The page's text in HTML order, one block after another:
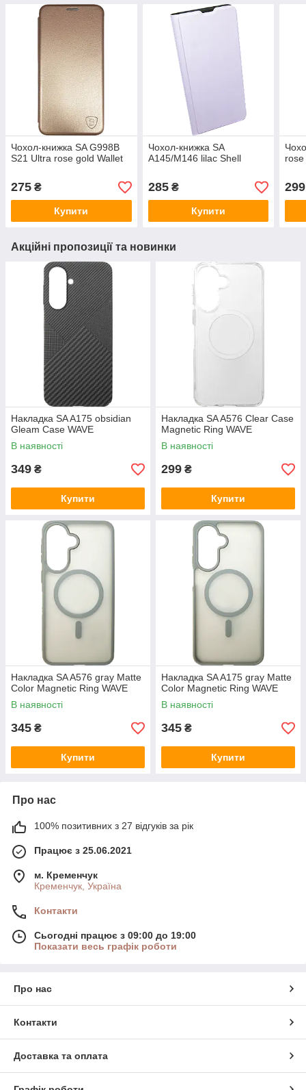
Чохол-книжка SA G998B
S21 Ultra rose gold Wallet
275 ₴
Купити
Чохол-книжка SA
A145/M146 lilac Shell
285₴
Купити
299
Акційні пропозиції та новинки
Накладка SA A175 obsidian
Gleam Case WAVE
В наявності
349 ₴
Купити
Накладка SA A576 Clear Case
Magnetic Ring WAVE
В наявності
299 ₴
Купити
Накладка SA A576 gray Matte
Color Magnetic Ring WAVE
В наявності
345 ₴
Купити
Накладка SA A175 gray Matte
Color Magnetic Ring WAVE
В наявності
345 ₴
Купити
Про нас
100% позитивних з 27 відгуків за рік
Працює з 25.06.2021
м. Кременчук
Кременчук, Україна
Контакти
Сьогодні працює з 09:00 до 19:00
Показати весь графік роботи
Про нас
Контакти
Доставка та оплата